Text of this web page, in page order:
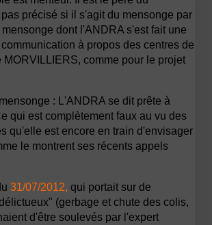
précisé si il s'agit du mensonge par
dont l'ANDRA s'est fait une
à propos des centres de
MORVILLIERS, comme pour le projet
: L'ANDRA se dit prête à
qui est complètement faux au vu des
qu'elle est encore en train d'envisager
le montrent ses récents appels
31/07/2012, qui portait sur de
(gerbage et chute des colis,
d'être soulevés par l'expert